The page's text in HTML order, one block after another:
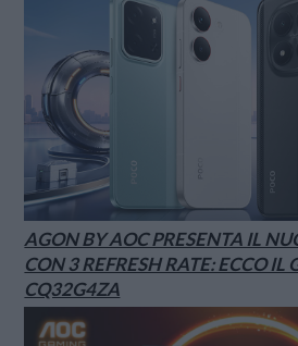
AGON BY AOC PRESENTA IL
CON 3 REFRESH RATE: ECCO IL
CQ32G4ZA